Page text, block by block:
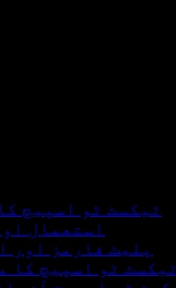
ٹیکسٹ ٹو اسپیچ
استعمال
پلیٹ فارمز اور
ٹیکسٹ ٹو اسپیچ کا